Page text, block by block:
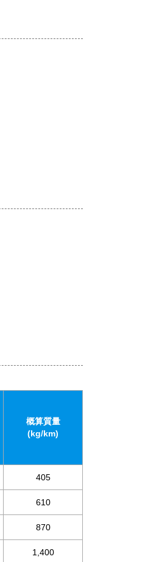
概算質量
(kg/km)
405
610
870
1,400